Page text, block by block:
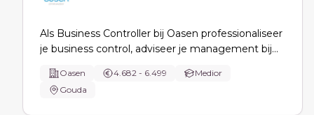
Als Business Controller bij Oasen professionaliseer
je business control, adviseer je management bij
projectbeheersing en ontwikkel/monitor je KPI’s,
risico’s en planning- & controlrapportages.
Oasen 4.682 - 6.499
Medior
Gouda